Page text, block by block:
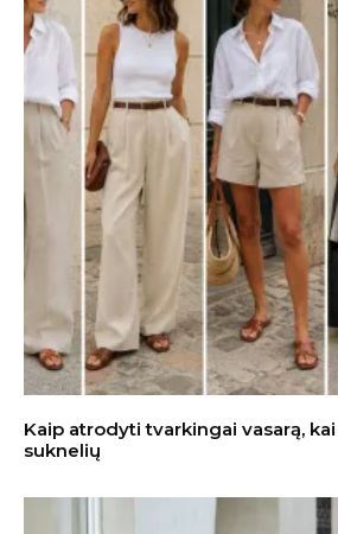
Kaip atrodyti tvarkingai vasarą,
suknelių